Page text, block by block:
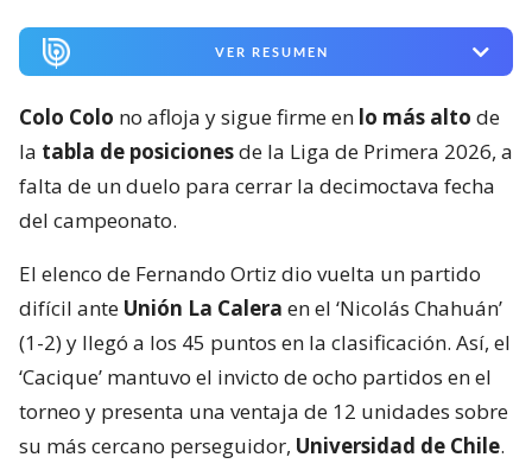
VER RESUMEN
Colo Colo no afloja y sigue firme en lo más alto de
la tabla de posicionesde la Liga de Primera 2026, a
falta de un duelo para cerrar la decimoctava fecha
del campeonato.
El elenco de Fernando Ortiz dio vuelta un partido
difícil ante Unión La Calera en el ‘Nicolás Chahuán’
(1-2) y llegó a los 45 puntos en la clasificación. Así, el
‘Cacique’ mantuvo el invicto de ocho partidos en el
torneo y presenta una ventaja de 12 unidades sobre
su más cercano perseguidor, Universidad de Chile.